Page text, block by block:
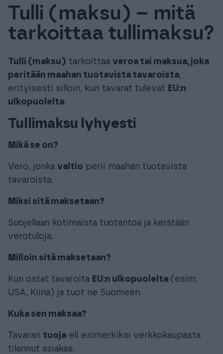
Tuki & Koulutus
Tulli (maksu) – mitä
tarkoittaa tullimaksu?
Tulli (maksu) tarkoittaa veroa tai maksua, joka
peritään maahan tuotavista tavaroista,
erityisesti silloin, kun tavarat tulevat EU:n
ulkopuolelta.
Tullimaksu lyhyesti
Mikä se on?
Vero, jonka valtio perii maahan tuotavista
tavaroista.
Miksi sitä maksetaan?
Suojellaan kotimaista tuotantoa ja kerätään
verotuloja.
Milloin sitä maksetaan?
Kun ostat tavaroita EU:n ulkopuolelta (esim.
USA, Kiina) ja tuot ne Suomeen.
Kuka sen maksaa?
Tavaran tuoja eli esimerkiksi verkkokaupasta
tilannut asiakas.